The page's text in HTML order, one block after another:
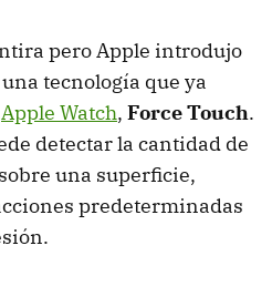
pero Apple introdujo
una tecnología que ya
Apple Watch, Force Touch.
detectar la cantidad de
una superficie,
predeterminadas